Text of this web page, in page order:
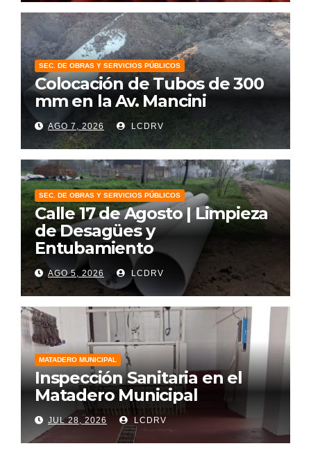
SEC. DE OBRAS Y SERVICIOS PÚBLICOS
Colocación de Tubos de 300
mm en la Av. Mancini
AGO 7, 2026 LCDRV
SEC. DE OBRAS Y SERVICIOS PÚBLICOS
Calle 17 de Agosto | Limpieza
de Desagües y
Entubamiento
AGO 5, 2026 LCDRV
MATADERO MUNICIPAL
Inspección Sanitaria en el
Matadero Municipal
JUL 28, 2026 LCDRV